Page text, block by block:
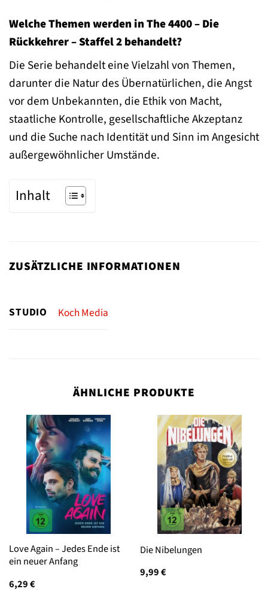
Welche Themen werden in The 4400 – Die
Rückkehrer – Staffel 2 behandelt?
Die Serie behandelt eine Vielzahl von Themen,
darunter die Natur des Übernatürlichen, die Angst
vor dem Unbekannten, die Ethik von Macht,
staatliche Kontrolle, gesellschaftliche Akzeptanz
und die Suche nach Identität und Sinn im Angesicht
außergewöhnlicher Umstände.
Inhalt
ZUSÄTZLICHE INFORMATIONEN
STUDIO Koch Media
ÄHNLICHE PRODUKTE
Love Again – Jedes Ende ist
ein neuer Anfang
6,29€
Die Nibelungen
9,99€